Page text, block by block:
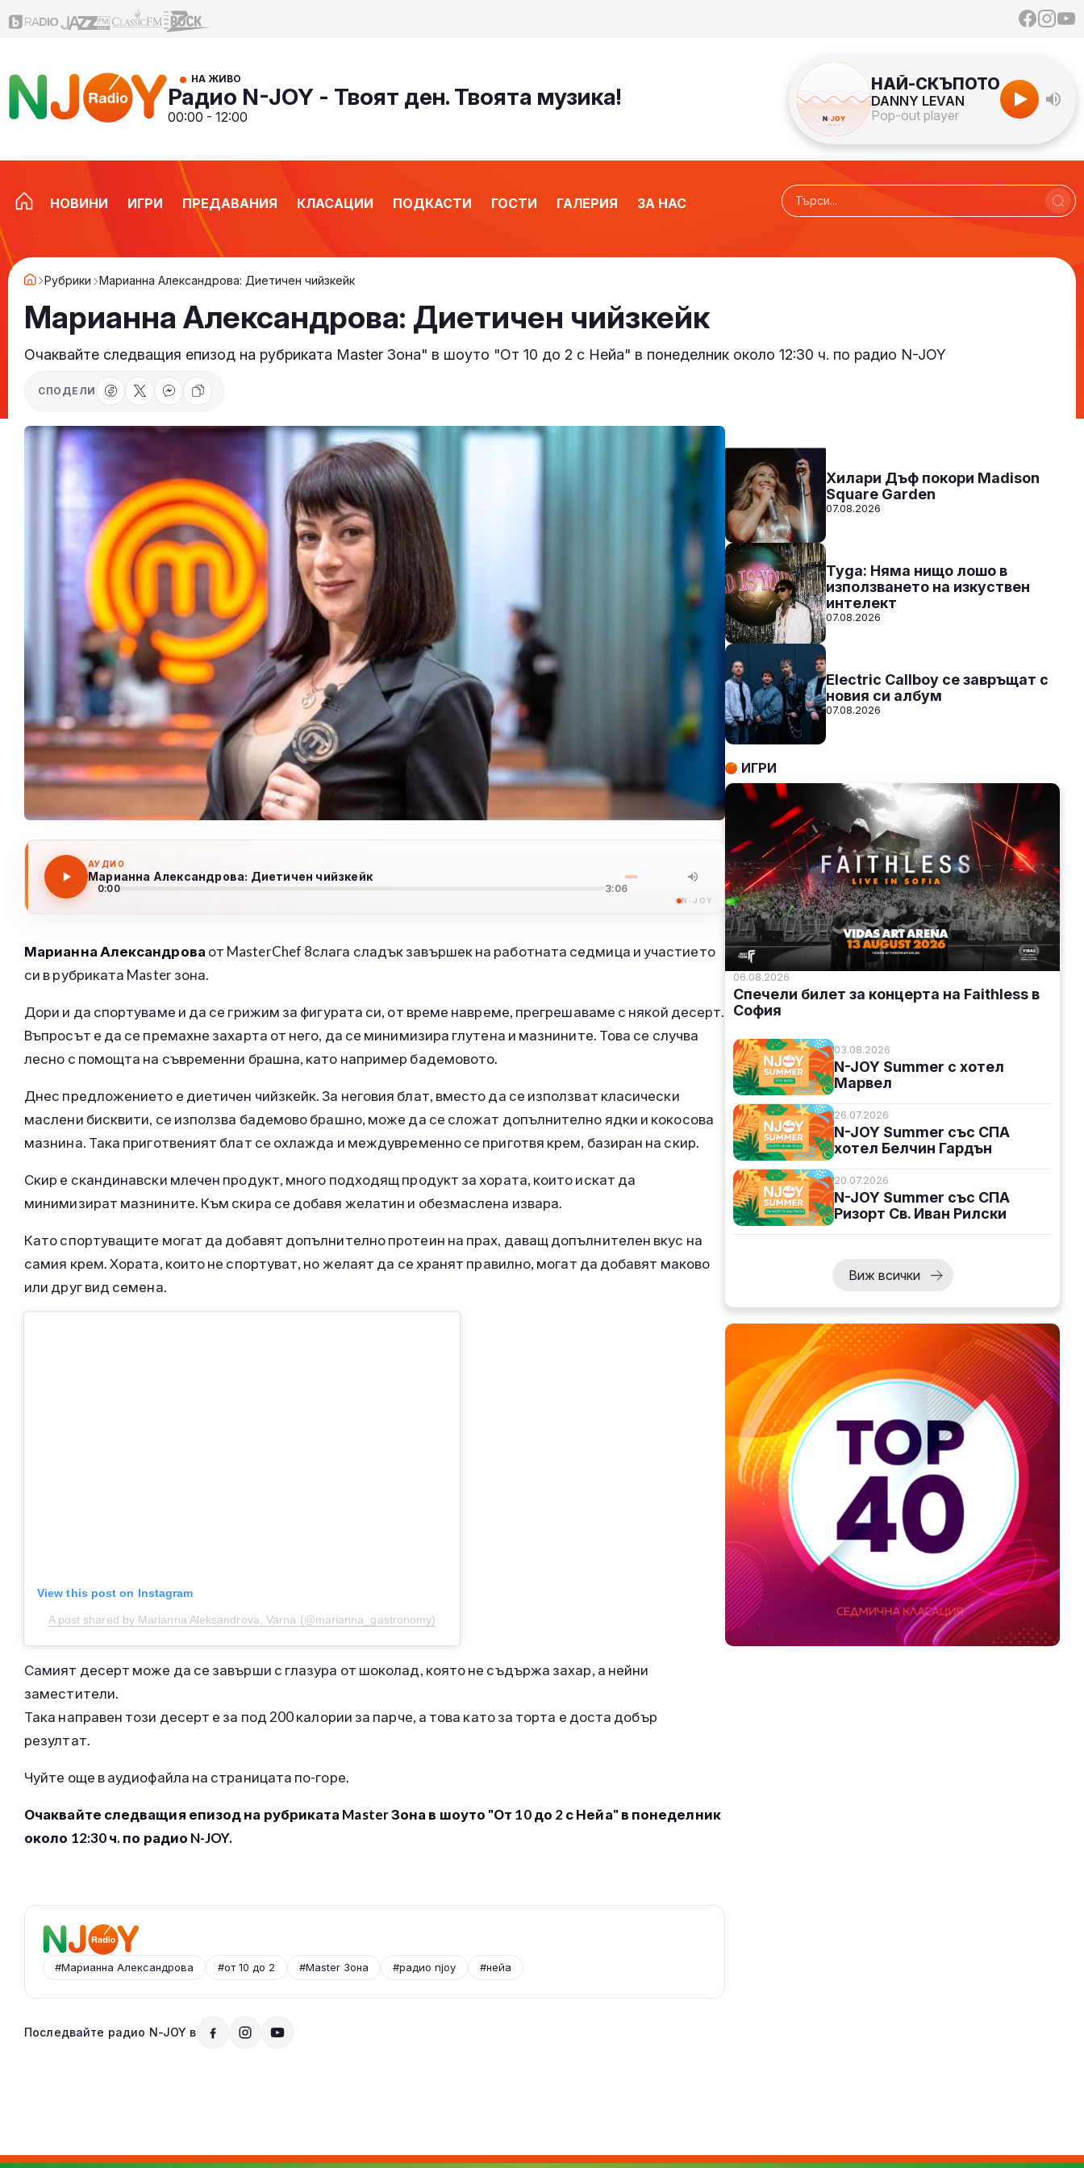
НА ЖИВО
Радио N-JOY - Твоят ден. Твоята музика!
00:00 - 12:00
НАЙ-СКЪПОТО
DANNY LEVAN
Pop-out player
НОВИНИ ИГРИ ПРЕДАВАНИЯ КЛАСАЦИИ ПОДКАСТИ ГОСТИ ГАЛЕРИЯ ЗА НАС
Рубрики Марианна Александрова: Диетичен чийзкейк
Марианна Александрова: Диетичен чийзкейк
Очаквайте следващия епизод на рубриката Master Зона" в шоуто "От 10 до 2 с Нейа" в понеделник около 12:30 ч. по радио N-JOY
СПОДЕЛИ
АУДИО
Марианна Александрова: Диетичен чийзкейк
0:00 3:06
N-JOY
Марианна Александрова от MasterChef 8слага сладък завършек на работната седмица и участието
си в рубриката Master зона.
Дори и да спортуваме и да се грижим за фигурата си, от време навреме, прегрешаваме с някой десерт.
Въпросът е да се премахне захарта от него, да се минимизира глутена и мазнините. Това се случва
лесно с помощта на съвременни брашна, като например бадемовото.
Днес предложението е диетичен чийзкейк. За неговия блат, вместо да се използват класически
маслени бисквити, се използва бадемово брашно, може да се сложат допълнително ядки и кокосова
мазнина. Така приготвеният блат се охлажда и междувременно се приготвя крем, базиран на скир.
Скир е скандинавски млечен продукт, много подходящ продукт за хората, които искат да
минимизират мазнините. Към скира се добавя желатин и обезмаслена извара.
Като спортуващите могат да добавят допълнително протеин на прах, даващ допълнителен вкус на
самия крем. Хората, които не спортуват, но желаят да се хранят правилно, могат да добавят маково
или друг вид семена.
View this post on Instagram
A post shared by Marianna Aleksandrova, Varna (@marianna_gastronomy)
Самият десерт може да се завърши с глазура от шоколад, която не съдържа захар, а нейни
заместители.
Така направен този десерт е за под 200 калории за парче, а това като за торта е доста добър
резултат.
Чуйте още в аудиофайла на страницата по-горе.
Очаквайте следващия епизод на рубриката Master Зона в шоуто "От 10 до 2 с Нейа" в понеделник
около 12:30 ч. по радио N-JOY.
#Марианна Александрова #от 10 до 2 #Master Зона #радио njoy #нейа
Последвайте радио N-JOY в
СЛУШАЙ
Хилари Дъф покори Madison
Square Garden
07.08.2026
Tyga: Няма нищо лошо в
използването на изкуствен
интелект
07.08.2026
Electric Callboy се завръщат с
новия си албум
07.08.2026
ИГРИ
06.08.2026
Спечели билет за концерта на Faithless в
София
03.08.2026
N-JOY Summer с хотел
Марвел
26.07.2026
N-JOY Summer със СПА
хотел Белчин Гардън
20.07.2026
N-JOY Summer със СПА
Ризорт Св. Иван Рилски
Виж всички